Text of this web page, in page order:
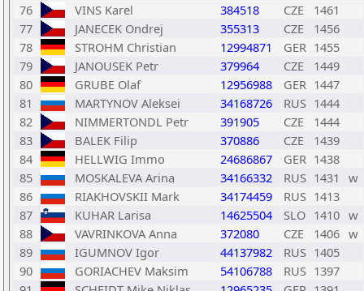
76
VINS Karel 384518 CZE
1461
77
JANECEK Ondrej 355313 CZE
1456
78
STROHM Christian 12994871 GER 1455
79
JANOUSEK Petr 379964 CZE
1449
80
GRUBE Olaf 12956988 GER 1447
81
MARTYNOV Aleksei 34168726 RUS 1444
82
NIMMERTONDL Petr 391905 CZE
1444
83
BALEK Filip 370886 CZE
1439
84
HELLWIG Immo 24686867 GER 1438
85
MOSKALEVA Arina 34166332 RUS 1431
w
86
RIAKHOVSKII Mark 34174459 RUS 1413
87
KUHAR Larisa 14625504 SLO 1410 w
88
VAVRINKOVA Anna 372080 CZE 1406 w
89
IGUMNOV Igor 44137982 RUS 1405
90
GORIACHEV Maksim 54106788 RUS 1397